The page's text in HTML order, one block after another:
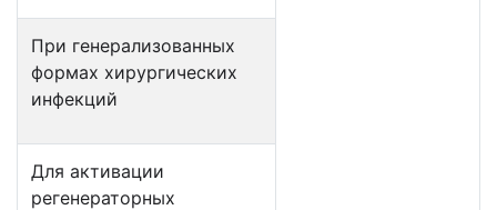
При генерализованных
формах хирургических
инфекций
Для активации
регенераторных